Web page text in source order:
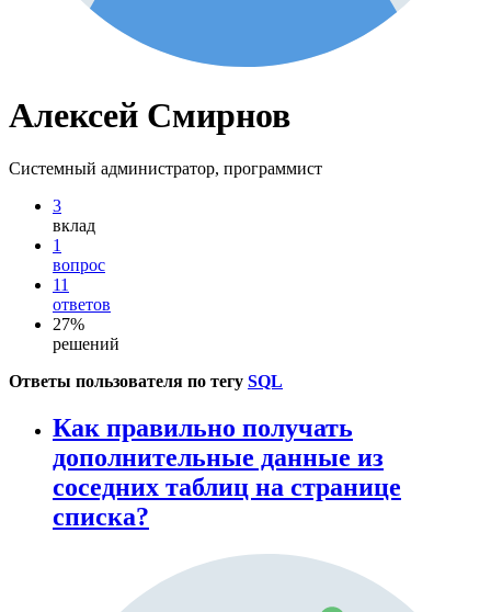
Алексей Смирнов
Системный администратор, программист
3
вклад
1
вопрос
11
ответов
27%
решений
Ответы пользователя по тегу SQL
Как правильно получать
дополнительные данные из
соседних таблиц на странице
списка?